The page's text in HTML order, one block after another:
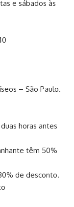
e sábados às
– São Paulo.
horas antes
têm 50%
de desconto.